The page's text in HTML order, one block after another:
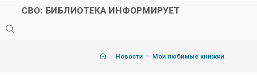
СВО: БИБЛИОТЕКА ИНФОРМИРУЕТ
> Новости > Мои любимые книжки